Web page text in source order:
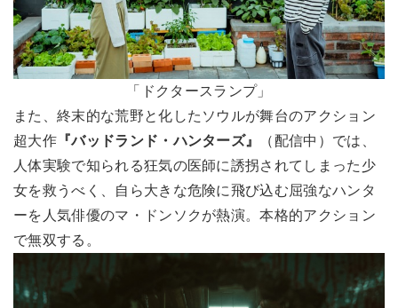
「ドクタースランプ」
また、終末的な荒野と化したソウルが舞台のアクション
超大作『バッドランド・ハンターズ』
（配信中）では、
人体実験で知られる狂気の医師に誘拐されてしまった少
女を救うべく、自ら大きな危険に飛び込む屈強なハンタ
ーを人気俳優のマ・ドンソクが熱演。本格的アクション
で無双する。